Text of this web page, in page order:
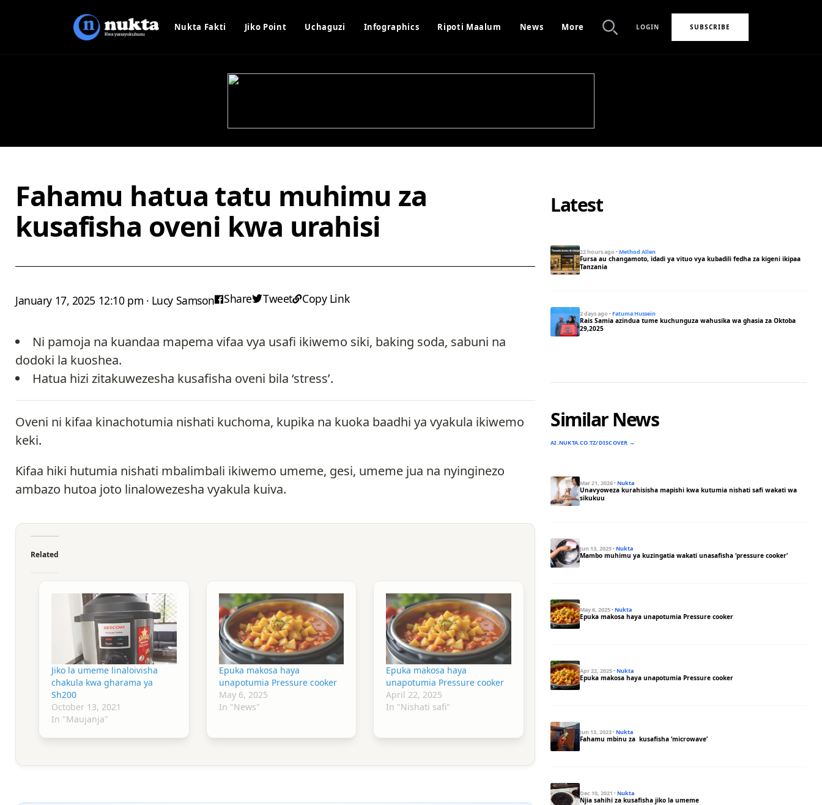
Nukta Fakti Jiko Point Uchaguzi Infographics Ripoti Maalum News More LOGIN SUBSCRIBE
Fahamu hatua tatu muhimu za
kusafisha oveni kwa urahisi
January 17, 2025 12:10 pm · Lucy Samson Share Tweet Copy Link
Ni pamoja na kuandaa mapema vifaa vya usafi ikiwemo siki, baking soda, sabuni na
dodoki la kuoshea.
Hatua hizi zitakuwezesha kusafisha oveni bila ‘stress’.
Oveni ni kifaa kinachotumia nishati kuchoma, kupika na kuoka baadhi ya vyakula ikiwemo
keki.
Kifaa hiki hutumia nishati mbalimbali ikiwemo umeme, gesi, umeme jua na nyinginezo
ambazo hutoa joto linalowezesha vyakula kuiva.
Related
Jiko la umeme linaloivisha
chakula kwa gharama ya
Sh200
October 13, 2021
In "Maujanja"
Epuka makosa haya
unapotumia Pressure cooker
May 6, 2025
In "News"
Epuka makosa haya
unapotumia Pressure cooker
April 22, 2025
In "Nishati safi"
Latest
22 hours ago ·Method Allen
Fursa au changamoto, idadi ya vituo vya kubadili fedha za kigeni ikipaa
Tanzania
2 days ago ·Fatuma Hussein
Rais Samia azindua tume kuchunguza wahusika wa ghasia za Oktoba
29,2025
Similar News
AI.NUKTA.CO.TZ/DISCOVER →
Mar 21, 2026·Nukta
Unavyoweza kurahisisha mapishi kwa kutumia nishati safi wakati wa
sikukuu
Jun 13, 2025·Nukta
Mambo muhimu ya kuzingatia wakati unasafisha ‘pressure cooker’
May 6, 2025·Nukta
Epuka makosa haya unapotumia Pressure cooker
Apr 22, 2025·Nukta
Epuka makosa haya unapotumia Pressure cooker
Jun 13, 2023·Nukta
Fahamu mbinu za kusafisha ‘microwave’
Dec 10, 2021·Nukta
Njia sahihi za kusafisha jiko la umeme